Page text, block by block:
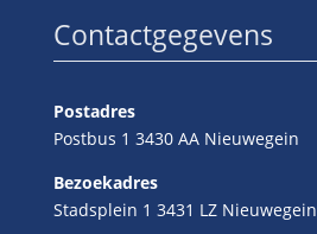
Contactgegevens
Postadres
Postbus 1 3430 AA Nieuwegein
Bezoekadres
Stadsplein 1 3431 LZ Nieuwegein